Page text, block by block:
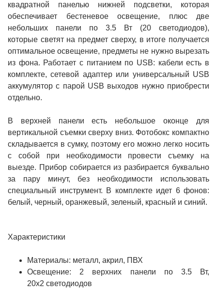
квадратной панелью нижней подсветки, которая
обеспечивает бестеневое освещение, плюс две
небольших панели по 3.5 Вт (20 светодиодов),
которые светят на предмет сверху, в итоге получается
оптимальное освещение, предметы не нужно вырезать
из фона. Работает с питанием по USB: кабели есть в
комплекте, сетевой адаптер или универсальный USB
аккумулятор с парой USB выходов нужно приобрести
отдельно.
В верхней панели есть небольшое оконце для
вертикальной съемки сверху вниз. Фотобокс компактно
складывается в сумку, поэтому его можно легко носить
с собой при необходимости провести съемку на
выезде. Прибор собирается из разбирается буквально
за пару минут, без необходимости использовать
специальный инструмент. В комплекте идет 6 фонов:
белый, черный, оранжевый, зеленый, красный и синий.
Характеристики
Материалы: металл, акрил, ПВХ
Освещение: 2 верхних панели по 3.5 Вт,
20х2 светодиодов